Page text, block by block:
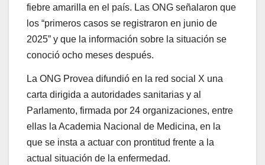
fiebre amarilla en el país. Las ONG señalaron que
los “primeros casos se registraron en junio de
2025” y que la información sobre la situación se
conoció ocho meses después.
La ONG Provea difundió en la red social X una
carta dirigida a autoridades sanitarias y al
Parlamento, firmada por 24 organizaciones, entre
ellas la Academia Nacional de Medicina, en la
que se insta a actuar con prontitud frente a la
actual situación de la enfermedad.